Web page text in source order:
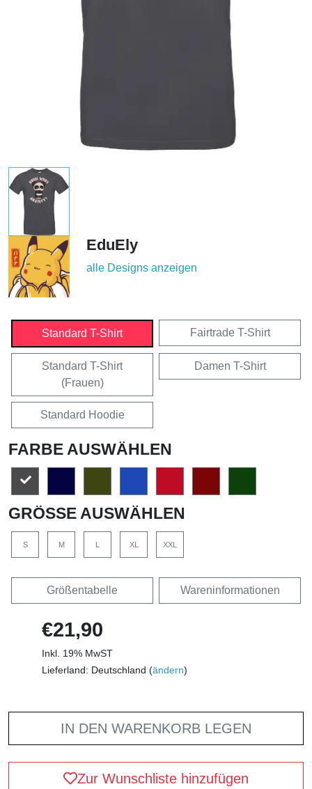
EduEly
alle Designs anzeigen
Standard T-Shirt Fairtrade T-Shirt
Standard T-Shirt
(Frauen)
Damen T-Shirt
Standard Hoodie
FARBE AUSWÄHLEN
GRÖSSE AUSWÄHLEN
S M L XL XXL
Größentabelle Wareninformationen
€21,90
Inkl. 19% MwST
Lieferland: Deutschland (ändern)
IN DEN WARENKORB LEGEN
Zur Wunschliste hinzufügen